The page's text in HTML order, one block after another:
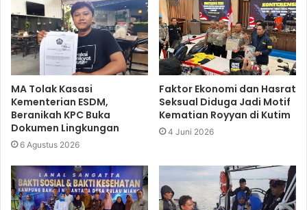
MA Tolak Kasasi
Kementerian ESDM,
Beranikah KPC Buka
Dokumen Lingkungan
6 Agustus 2026
Faktor Ekonomi dan Hasrat
Seksual Diduga Jadi Motif
Kematian Royyan di Kutim
4 Juni 2026